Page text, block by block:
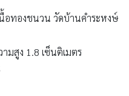
อทองชนวน วัดบ้านคำระหงษ์
มสูง 1.8 เซ็นติเมตร